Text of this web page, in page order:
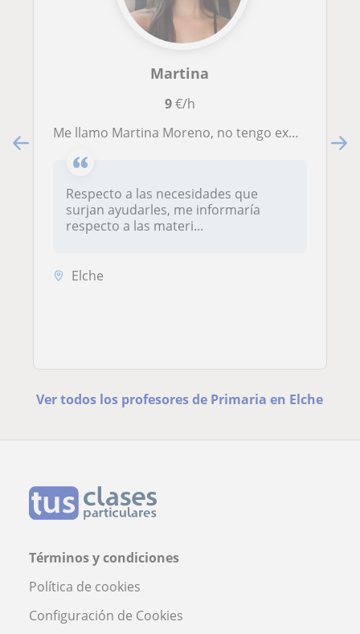
Martina
9€/h
Me llamo Martina Moreno, no tengo experiencia respecto a la enseñanza pero me gustaría optar al puesto para la enseñanza de niños
Respecto a las necesidades que
surjan ayudarles, me informaría
respecto a las materi...
Elche
Ver todos los profesores de Primaria en Elche
Términos y condiciones
Política de cookies
Configuración de Cookies